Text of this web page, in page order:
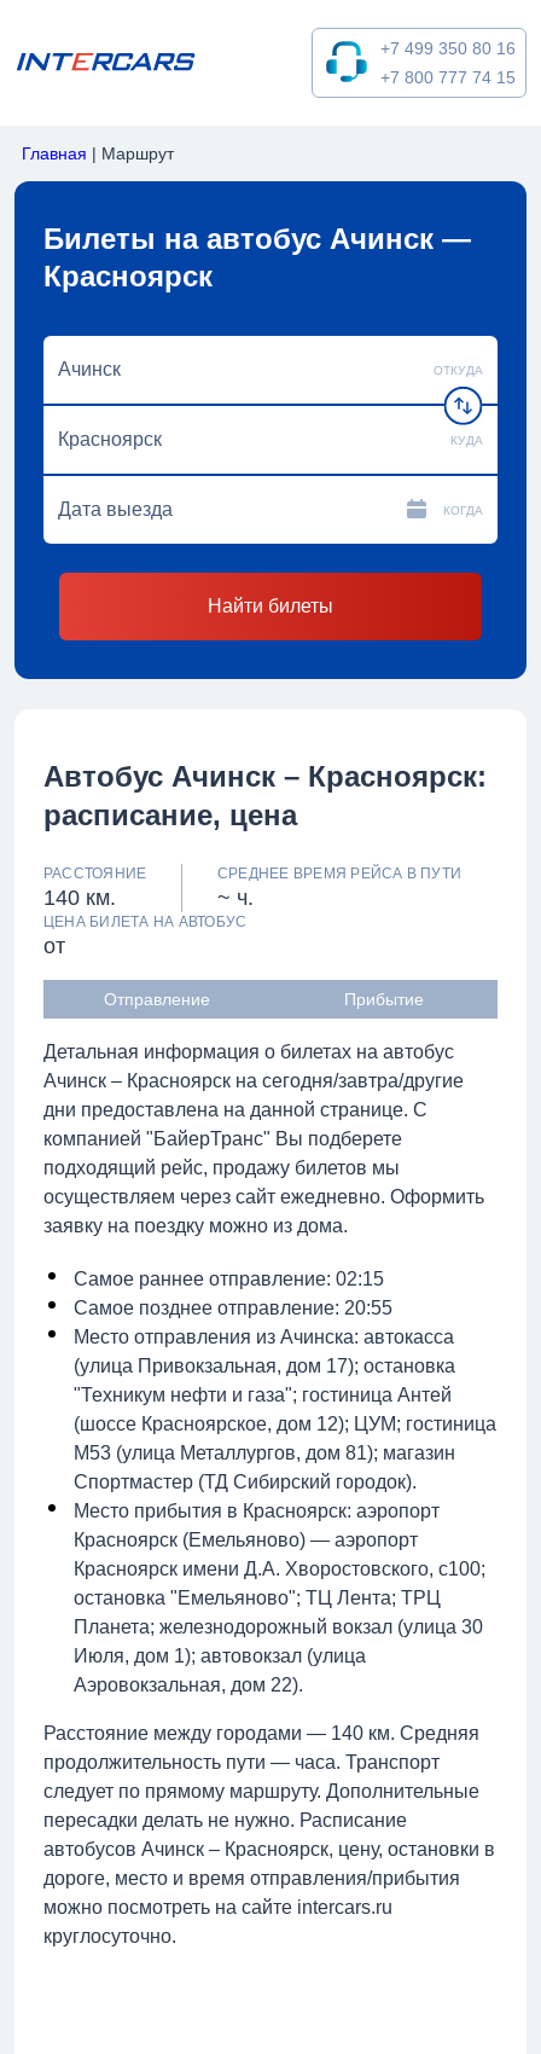
+7 499 350 80 16
+7 800 777 74 15
Главная | Маршрут
Билеты на автобус Ачинск —
Красноярск
ОТКУДА
КУДА
КОГДА
Найти билеты
Автобус Ачинск – Красноярск:
расписание, цена
РАССТОЯНИЕ
140 км.
СРЕДНЕЕ ВРЕМЯ РЕЙСА В ПУТИ
~ ч.
ЦЕНА БИЛЕТА НА АВТОБУС
от
Отправление Прибытие
Детальная информация о билетах на автобус
Ачинск – Красноярск на сегодня/завтра/другие
дни предоставлена на данной странице. С
компанией "БайерТранс" Вы подберете
подходящий рейс, продажу билетов мы
осуществляем через сайт ежедневно. Оформить
заявку на поездку можно из дома.
Самое раннее отправление: 02:15
Самое позднее отправление: 20:55
Место отправления из Ачинска: автокасса
(улица Привокзальная, дом 17); остановка
"Техникум нефти и газа"; гостиница Антей
(шоссе Красноярское, дом 12); ЦУМ; гостиница
М53 (улица Металлургов, дом 81); магазин
Спортмастер (ТД Сибирский городок).
Место прибытия в Красноярск: аэропорт
Красноярск (Емельяново) — аэропорт
Красноярск имени Д.А. Хворостовского, с100;
остановка "Емельяново"; ТЦ Лента; ТРЦ
Планета; железнодорожный вокзал (улица 30
Июля, дом 1); автовокзал (улица
Аэровокзальная, дом 22).
Расстояние между городами — 140 км. Средняя
продолжительность пути — часа. Транспорт
следует по прямому маршруту. Дополнительные
пересадки делать не нужно. Расписание
автобусов Ачинск – Красноярск, цену, остановки в
дороге, место и время отправления/прибытия
можно посмотреть на сайте intercars.ru
круглосуточно.